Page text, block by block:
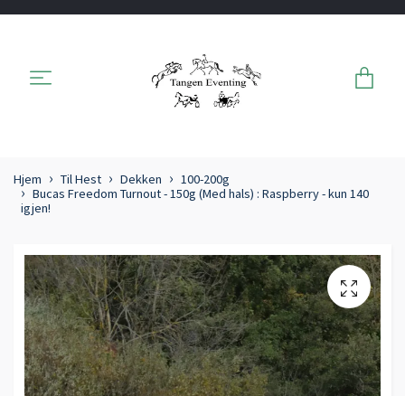
Hjem Til Hest Dekken
100-200g
Bucas Freedom Turnout - 150g (Med hals) : Raspberry - kun 140
igjen!